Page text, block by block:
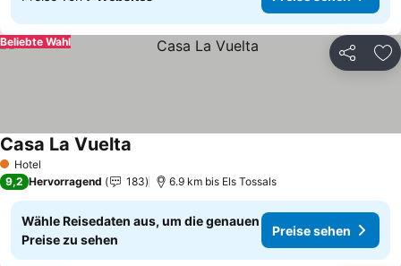
Teilen
Beliebte Wahl
1 Sterne
Hotel
Casa La Vuelta
9,2 Hervorragend 183 6.9 km bis Els Tossals
Wähle Reisedaten aus, um die genauen
Preise zu sehen
Preise sehen